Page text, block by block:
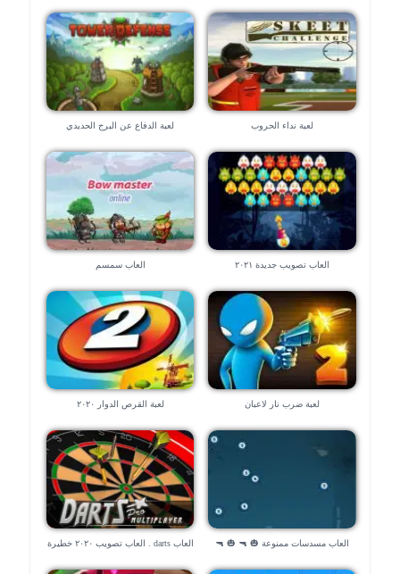
لعبة نداء الحروب لعبة الدفاع عن البرج الحديدي
العاب تصويب جديدة ٢٠٢١ العاب سمسم
لعبة ضرب نار لاعبان لعبة القرص الدوار ٢٠٢٠
العاب مسدسات ممنوعة 🎃 🔫 🎃 🔫 العاب darts . العاب تصويب ٢٠٢٠ خطيرة